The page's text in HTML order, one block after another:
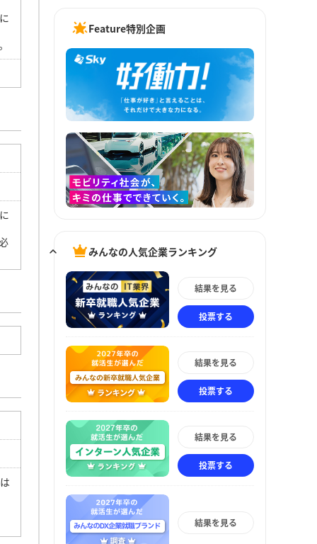
Feature特別企画
みんなの人気企業ランキング
結果を見る
投票する
結果を見る
投票する
結果を見る
投票する
結果を見る